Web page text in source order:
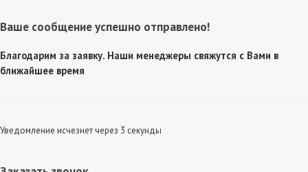
Ваше сообщение успешно отправлено!
Благодарим за заявку. Наши менеджеры свяжутся с Вами в
ближайшее время
Уведомление исчезнет через 3 секунды